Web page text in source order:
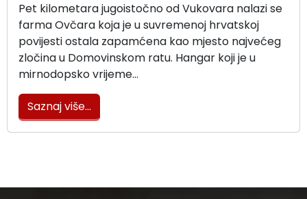
Pet kilometara jugoistočno od Vukovara nalazi se
farma Ovčara koja je u suvremenoj hrvatskoj
povijesti ostala zapamćena kao mjesto najvećeg
zločina u Domovinskom ratu. Hangar koji je u
mirnodopsko vrijeme…
Saznaj više...